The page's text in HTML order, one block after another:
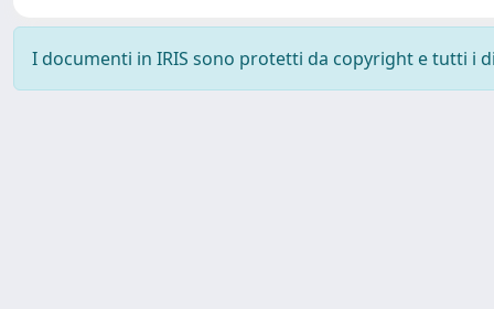
I documenti in IRIS sono protetti da copyright e tutti i